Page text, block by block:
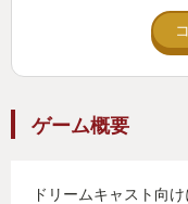
・ 「I」と「II」で
実はシェンムーは
ゲーム概要
ドリームキャスト向